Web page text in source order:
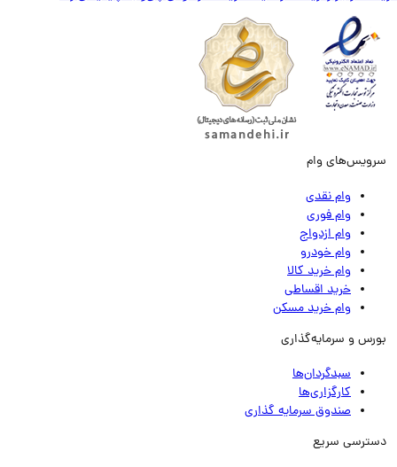
وام
وام نقدی
وام فوری
وام ازدواج
وام خودرو
وام خرید کالا
خرید اقساطی
وام خرید مسکن
و سرمایه‌گذاری
سبدگردان‌ها
کارگزاری‌ها
صندوق سرمایه گذاری
سریع